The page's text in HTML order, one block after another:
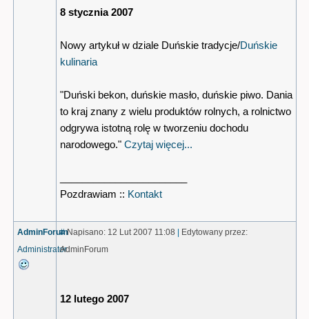
8 stycznia 2007
Nowy artykuł w dziale Duńskie tradycje/Duńskie
kulinaria
"Duński bekon, duńskie masło, duńskie piwo. Dania
to kraj znany z wielu produktów rolnych, a rolnictwo
odgrywa istotną rolę w tworzeniu dochodu
narodowego." Czytaj więcej...
Pozdrawiam :: Kontakt
AdminForum
Administrator
#Napisano: 12 Lut 2007 11:08
Edytowany przez:
AdminForum
12 lutego 2007